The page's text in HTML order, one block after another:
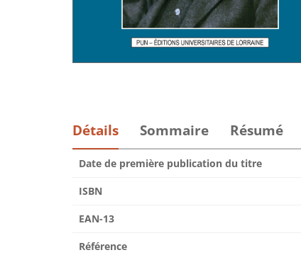
Détails Sommaire Résumé
Date de première publication du titre
ISBN
EAN-13
Référence